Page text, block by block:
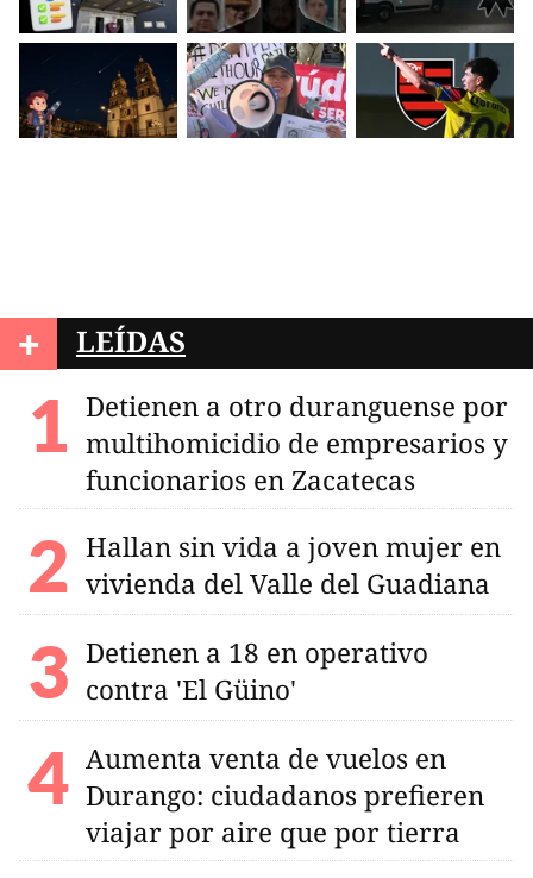
+ LEÍDAS
Detienen a otro duranguense por
multihomicidio de empresarios y
funcionarios en Zacatecas
Hallan sin vida a joven mujer en
vivienda del Valle del Guadiana
Detienen a 18 en operativo
contra 'El Güino'
Aumenta venta de vuelos en
Durango: ciudadanos prefieren
viajar por aire que por tierra